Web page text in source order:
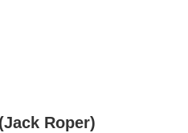
Roper)